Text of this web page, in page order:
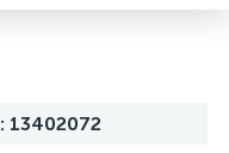
: 13402072